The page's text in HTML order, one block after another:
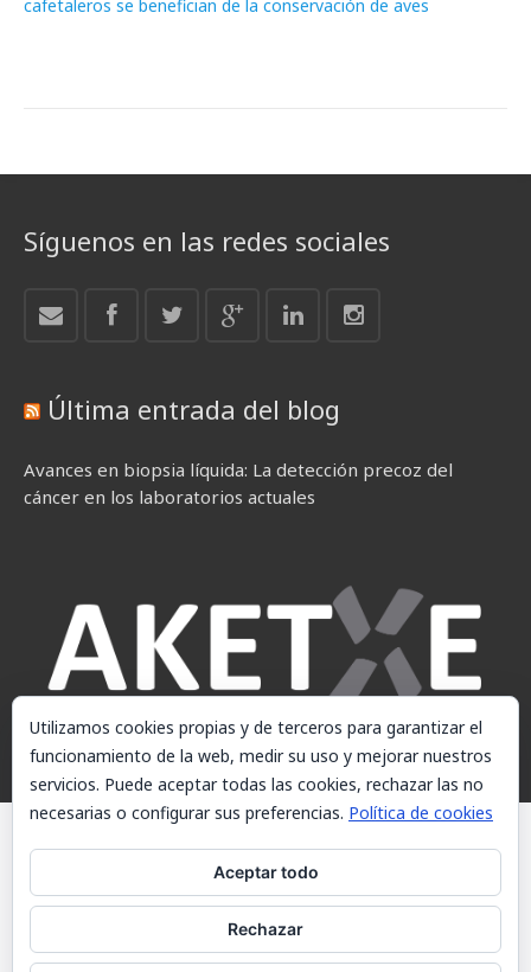
cafetaleros se benefician de la conservación de aves
Síguenos en las redes sociales
Última entrada del blog
Avances en biopsia líquida: La detección precoz del
cáncer en los laboratorios actuales
© AKETXE Consulting, S.L. - Este sitio web utiliza cookies, consulte
nuestra Política de cookies.
Política de cookies
Utilizamos cookies propias y de terceros para garantizar el
funcionamiento de la web, medir su uso y mejorar nuestros
servicios. Puede aceptar todas las cookies, rechazar las no
necesarias o configurar sus preferencias. Política de cookies
Aceptar todo
Rechazar